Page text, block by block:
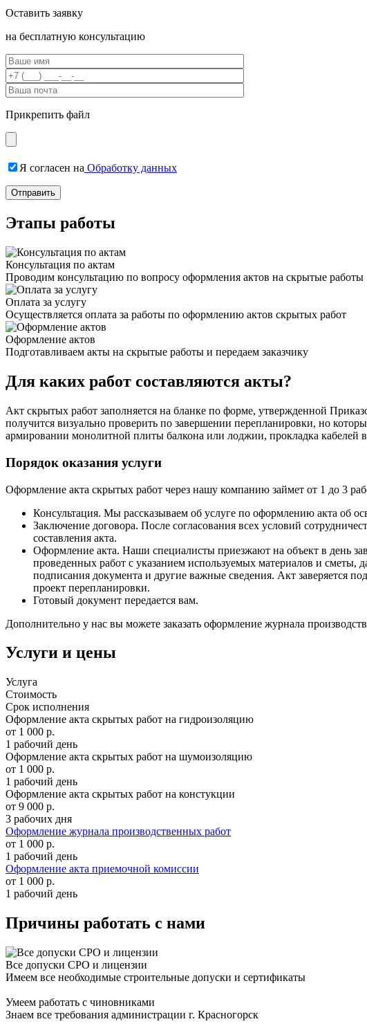
Оставить заявку
на бесплатную консультацию
Прикрепить файл
Я согласен на Обработку данных
Этапы работы
Консультация по актам
Проводим консультацию по вопросу оформления актов на скрытые работы
Оплата за услугу
Осуществляется оплата за работы по оформлению актов скрытых работ
Оформление актов
Подготавливаем акты на скрытые работы и передаем заказчику
Для каких работ составляются акты?
Акт скрытых работ заполняется на бланке по форме, утвержденной
получится визуально проверить по завершении перепланировки, но
армировании монолитной плиты балкона или лоджии, прокладка кабелей
Порядок оказания услуги
Оформление акта скрытых работ через нашу компанию займет от 1 до 3
Консультация. Мы рассказываем об услуге по оформлению акта об
Заключение договора. После согласования всех условий
составления акта.
Оформление акта. Наши специалисты приезжают на объект в день
проведенных работ с указанием используемых материалов и сметы,
подписания документа и другие важные сведения. Акт заверяется
проект перепланировки.
Готовый документ передается вам.
Дополнительно у нас вы можете заказать оформление журнала
Услуги и цены
Услуга
Стоимость
Срок исполнения
Оформление акта скрытых работ на гидроизоляцию
от 1 000 р.
1 рабочий день
Оформление акта скрытых работ на шумоизоляцию
от 1 000 р.
1 рабочий день
Оформление акта скрытых работ на констукции
от 9 000 р.
3 рабочих дня
Оформление журнала производственных работ
от 1 000 р.
1 рабочий день
Оформление акта приемочной комиссии
от 1 000 р.
1 рабочий день
Причины работать с нами
Все допуски СРО и лицензии
Имеем все необходимые строительные допуски и сертификаты
Умеем работать с чиновниками
Знаем все требования администрации г. Красногорск